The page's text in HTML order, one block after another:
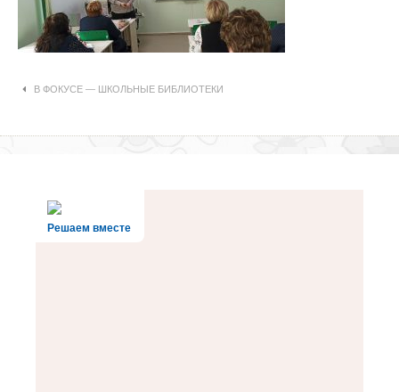
Навигация по статьям
В ФОКУСЕ — ШКОЛЬНЫЕ БИБЛИОТЕКИ
Решаем вместе